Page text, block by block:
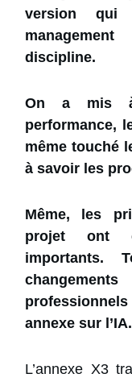
version qui
discipline.
On a mis
performance,
même touché
à savoir les
Même, les
projet ont
importants.
professionnels
annexe sur l’IA.
L’annexe X3